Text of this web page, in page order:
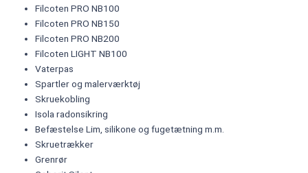
Filcoten PRO NB100
Filcoten PRO NB150
Filcoten PRO NB200
Filcoten LIGHT NB100
Vaterpas
Spartler og malerværktøj
Skruekobling
Isola radonsikring
Befæstelse Lim, silikone og fugetætning m.m.
Skruetrækker
Grenrør